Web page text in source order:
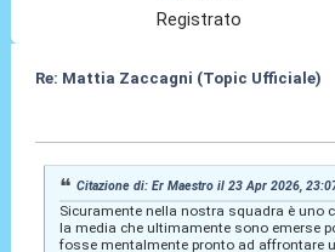
Registrato
Re: Mattia Zaccagni (Topic Ufficiale)
Citazione di: Er Maestro il 23 Apr 2026,
Sicuramente nella nostra squadra è uno
la media che ultimamente sono emerse
fosse mentalmente pronto ad affrontare